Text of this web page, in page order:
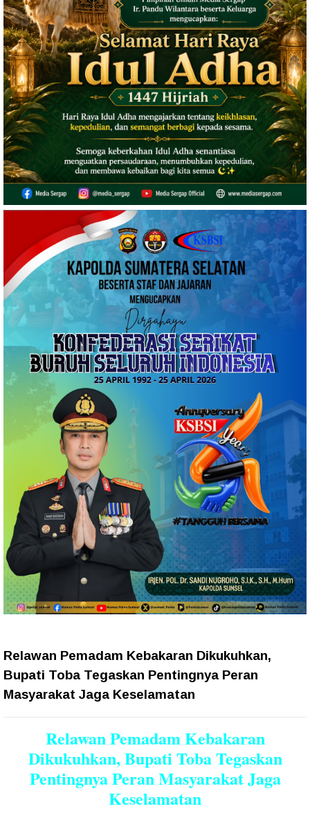
Relawan Pemadam Kebakaran Dikukuhkan,
Bupati Toba Tegaskan Pentingnya Peran
Masyarakat Jaga Keselamatan
Relawan Pemadam Kebakaran
Dikukuhkan, Bupati Toba Tegaskan
Pentingnya Peran Masyarakat Jaga
Keselamatan